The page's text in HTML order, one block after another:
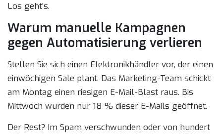
Los geht’s.
Warum manuelle Kampagnen
gegen Automatisierung verlieren
Stellen Sie sich einen Elektronikhändler vor, der einen
einwöchigen Sale plant. Das Marketing-Team schickt
am Montag einen riesigen E-Mail-Blast raus. Bis
Mittwoch wurden nur 18 % dieser E-Mails geöffnet.
Der Rest? Im Spam verschwunden oder von hundert